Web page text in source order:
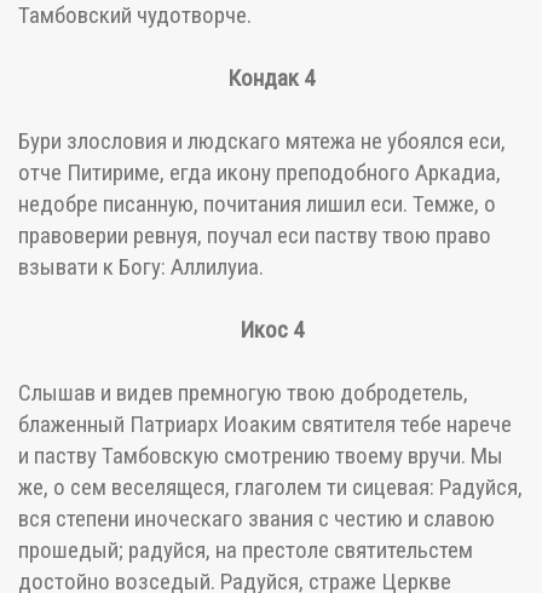
Тамбовский чудотворче.
Кондак 4
Бури злословия и людскаго мятежа не убоялся еси,
отче Питириме, егда икону преподобного Аркадиа,
недобре писанную, почитания лишил еси. Темже, о
правоверии ревнуя, поучал еси паству твою право
взывати к Богу: Аллилуиа.
Икос 4
Слышав и видев премногую твою добродетель,
блаженный Патриарх Иоаким святителя тебе нарече
и паству Тамбовскую смотрению твоему вручи. Мы
же, о сем веселящеся, глаголем ти сицевая: Радуйся,
вся степени иноческаго звания с честию и славою
прошедый; радуйся, на престоле святительстем
достойно возседый. Радуйся, страже Церкве